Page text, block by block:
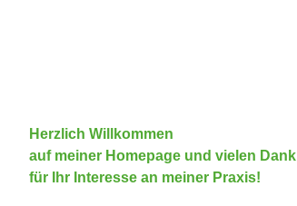
Herzlich Willkommen
auf meiner Homepage und vielen Dank
für Ihr Interesse an meiner Praxis!